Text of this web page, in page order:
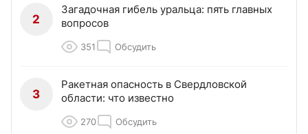
2
Загадочная гибель уральца: пять главных
вопросов
351 Обсудить
3
Ракетная опасность в Свердловской
области: что известно
270 Обсудить